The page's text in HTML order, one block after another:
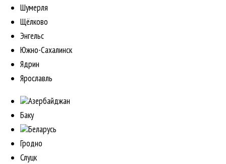
Шумерля
Щёлково
Энгельс
Южно-Сахалинск
Ядрин
Ярославль
Азербайджан
Баку
Беларусь
Гродно
Слуцк